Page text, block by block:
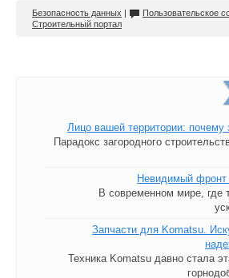
Безопасность данных | Пользовательское
Строительный портал
Лицо вашей территории:
Парадокс загородного
Невидимый фронт
В современном мире, где
Запчасти для Komatsu.
Техника Komatsu давно стала